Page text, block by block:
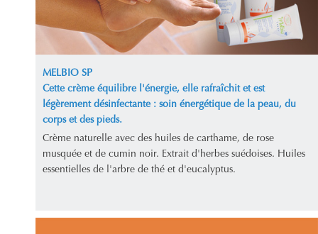
MELBIO SP
Cette crème équilibre l'énergie, elle rafraîchit et est
légèrement désinfectante : soin énergétique de la peau, du
corps et des pieds.
Crème naturelle avec des huiles de carthame, de rose
musquée et de cumin noir. Extrait d'herbes suédoises. Huiles
essentielles de l'arbre de thé et d'eucalyptus.